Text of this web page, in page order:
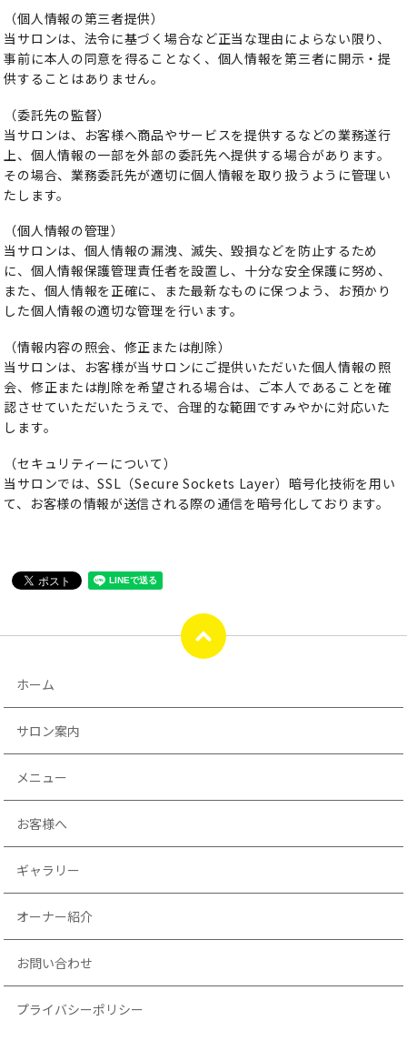
（個人情報の第三者提供）
当サロンは、法令に基づく場合など正当な理由によらない限り、
事前に本人の同意を得ることなく、個人情報を第三者に開示・提
供することはありません。
（委託先の監督）
当サロンは、お客様へ商品やサービスを提供するなどの業務遂行
上、個人情報の一部を外部の委託先へ提供する場合があります。
その場合、業務委託先が適切に個人情報を取り扱うように管理い
たします。
（個人情報の管理）
当サロンは、個人情報の漏洩、滅失、毀損などを防止するため
に、個人情報保護管理責任者を設置し、十分な安全保護に努め、
また、個人情報を正確に、また最新なものに保つよう、お預かり
した個人情報の適切な管理を行います。
（情報内容の照会、修正または削除）
当サロンは、お客様が当サロンにご提供いただいた個人情報の照
会、修正または削除を希望される場合は、ご本人であることを確
認させていただいたうえで、合理的な範囲ですみやかに対応いた
します。
（セキュリティーについて）
当サロンでは、SSL（Secure Sockets Layer）暗号化技術を用い
て、お客様の情報が送信される際の通信を暗号化しております。
ホーム
サロン案内
メニュー
お客様へ
ギャラリー
オーナー紹介
お問い合わせ
プライバシーポリシー